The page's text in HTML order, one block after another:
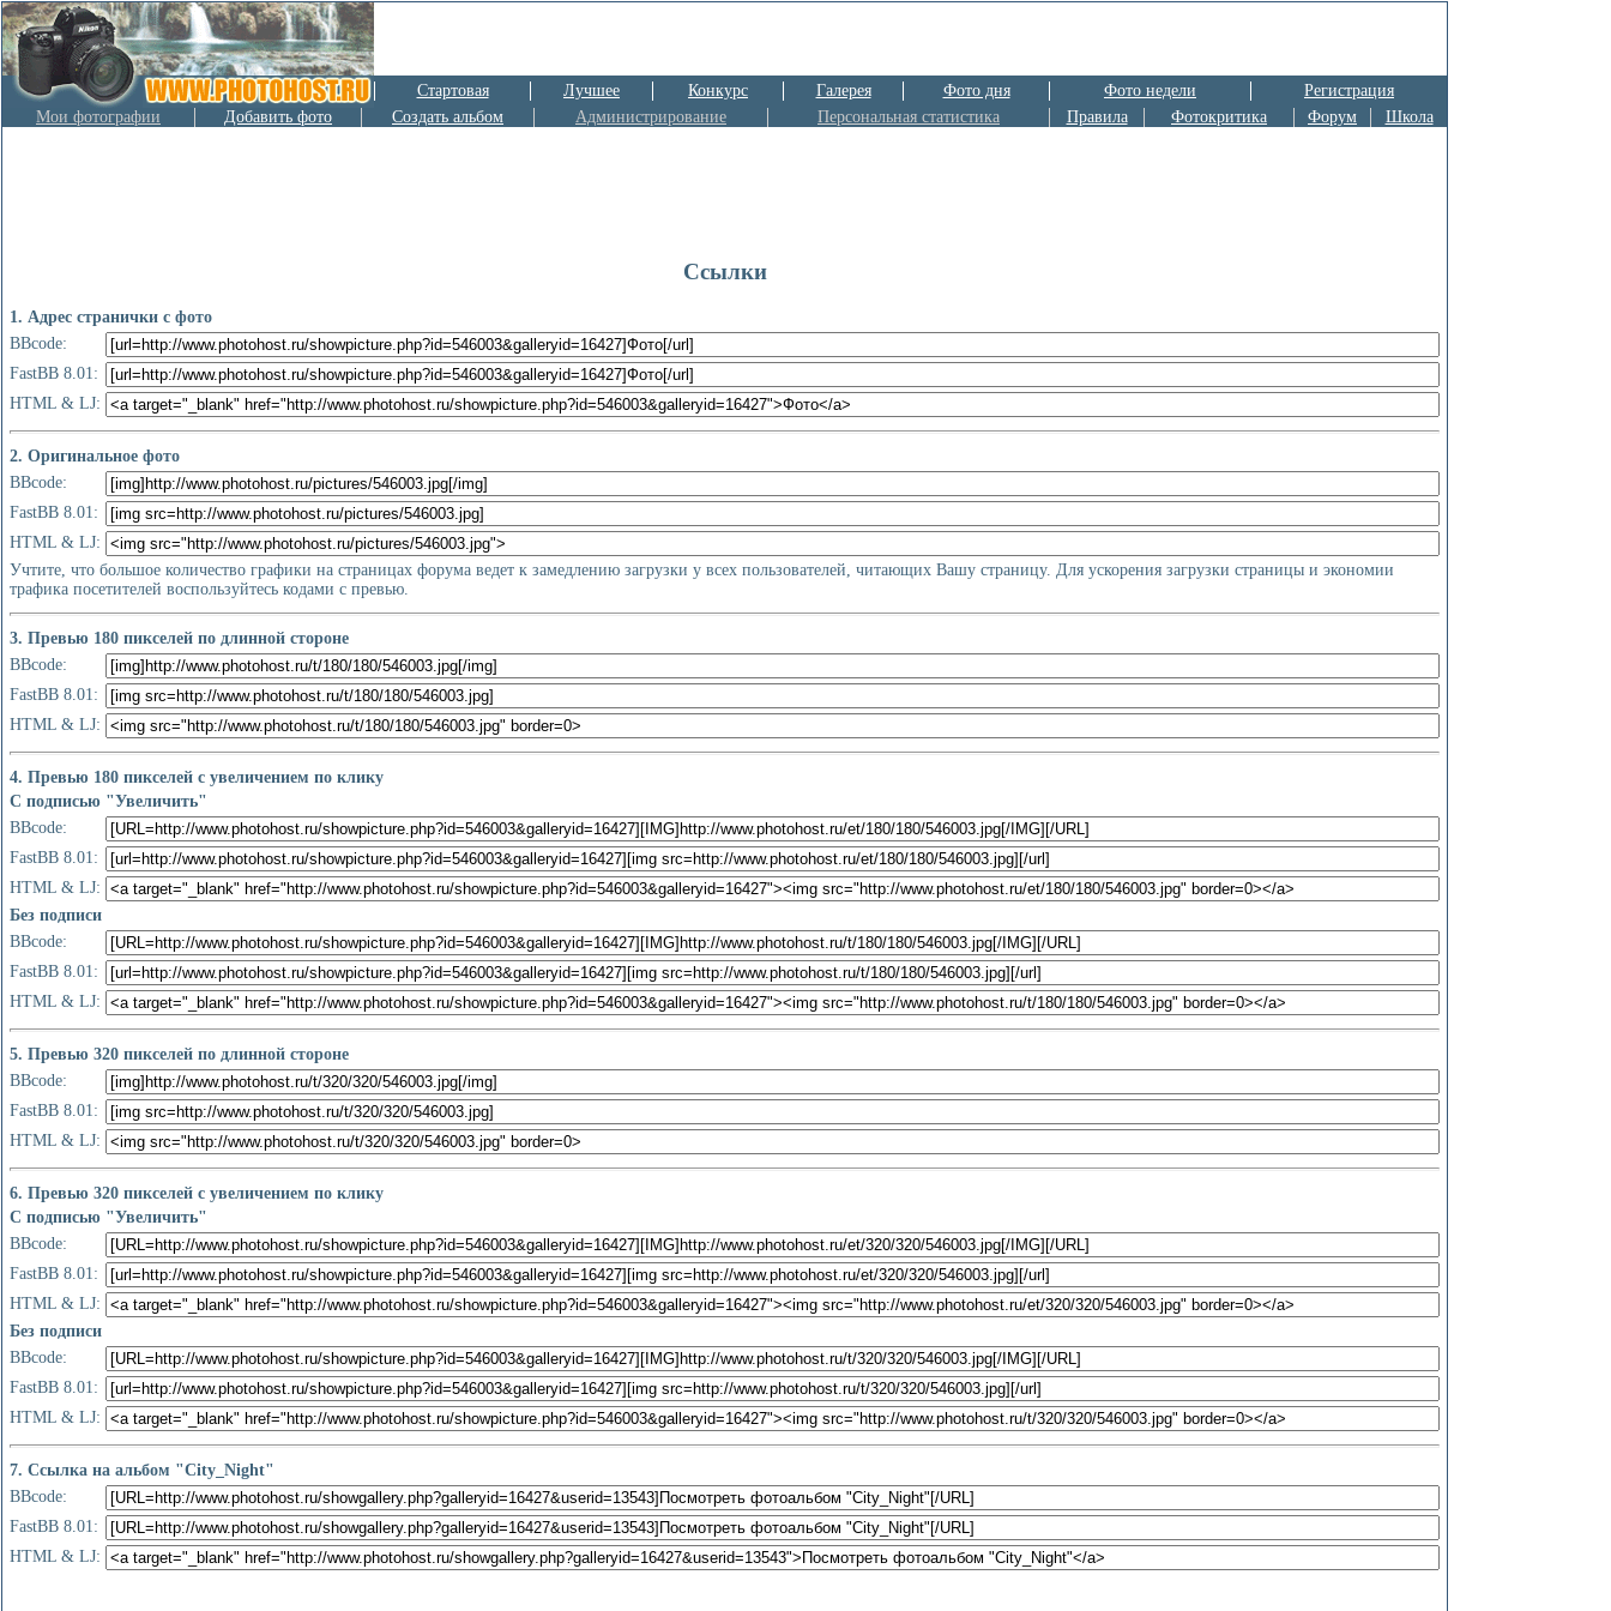
Стартовая Лучшее Конкурс Галерея Фото дня Фото недели
Регистрация
Мои фотографии
Добавить фото Создать альбом Администрирование Персональная статистика Правила Фотокритика Форум Школа
Ссылки
1. Адрес странички с фото
BBcode:
FastBB 8.01:
HTML & LJ:
2. Оригинальное фото
BBcode:
FastBB 8.01:
HTML & LJ:
Учтите, что большое количество графики на страницах форума ведет к замедлению загрузки у всех пользователей, читающих Вашу страницу. Для ускорения загрузки страницы и экономии
трафика посетителей воспользуйтесь кодами с превью.
3. Превью 180 пикселей по длинной стороне
BBcode:
FastBB 8.01:
HTML & LJ:
4. Превью 180 пикселей с увеличением по клику
С подписью "Увеличить"
BBcode:
FastBB 8.01:
HTML & LJ:
Без подписи
BBcode:
FastBB 8.01:
HTML & LJ:
5. Превью 320 пикселей по длинной стороне
BBcode:
FastBB 8.01:
HTML & LJ:
6. Превью 320 пикселей с увеличением по клику
С подписью "Увеличить"
BBcode:
FastBB 8.01:
HTML & LJ:
Без подписи
BBcode:
FastBB 8.01:
HTML & LJ:
7. Ссылка на альбом "City_Night"
BBcode:
FastBB 8.01:
HTML & LJ: